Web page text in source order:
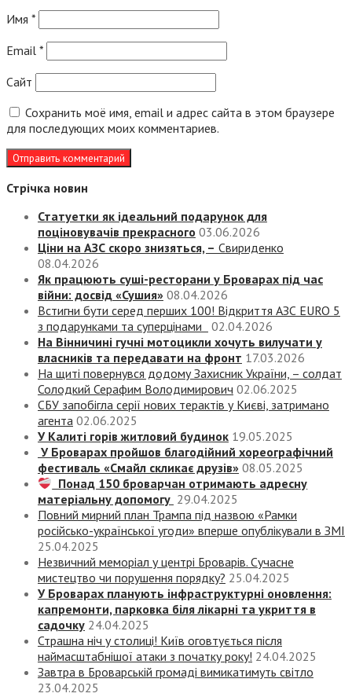
Имя *
Email *
Сайт
Сохранить моё имя, email и адрес сайта в этом браузере
для последующих моих комментариев.
Стрічка новин
Статуетки як ідеальний подарунок для
поціновувачів прекрасного 03.06.2026
Ціни на АЗС скоро знизяться, – Свириденко
08.04.2026
Як працюють суші-ресторани у Броварах під час
війни: досвід «Сушия» 08.04.2026
Встигни бути серед перших 100! Відкриття АЗС EURO 5
з подарунками та суперцінами
02.04.2026
На Вінничині гучні мотоцикли хочуть вилучати у
власників та передавати на фронт 17.03.2026
На щиті повернувся додому Захисник України, – солдат
Солодкий Серафим Володимирович 02.06.2025
СБУ запобігла серії нових терактів у Києві, затримано
агента 02.06.2025
У Калиті горів житловий будинок 19.05.2025
У Броварах пройшов благодійний хореографічний
фестиваль «Смайл скликає друзів» 08.05.2025
Понад 150 броварчан отримають адресну
матеріальну допомогу 29.04.2025
Повний мирний план Трампа під назвою «‎Рамки
російсько-української угоди» вперше опублікували в ЗМІ
25.04.2025
Незвичний меморіал у центрі Броварів. Сучасне
мистецтво чи порушення порядку? 25.04.2025
У Броварах планують інфраструктурні оновлення:
капремонти, парковка біля лікарні та укриття в
садочку 24.04.2025
Страшна ніч у столиці! Київ оговтується після
наймасштабнішої атаки з початку року! 24.04.2025
Завтра в Броварській громаді вимикатимуть світло
23.04.2025